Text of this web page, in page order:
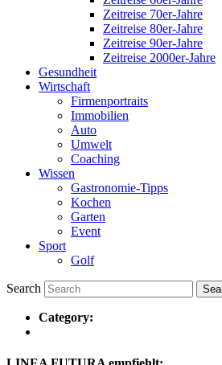
Zeitreise 70er-Jahre
Zeitreise 80er-Jahre
Zeitreise 90er-Jahre
Zeitreise 2000er-Jahre
Gesundheit
Wirtschaft
Firmenportraits
Immobilien
Auto
Umwelt
Coaching
Wissen
Gastronomie-Tipps
Kochen
Garten
Event
Sport
Golf
Search
Category: